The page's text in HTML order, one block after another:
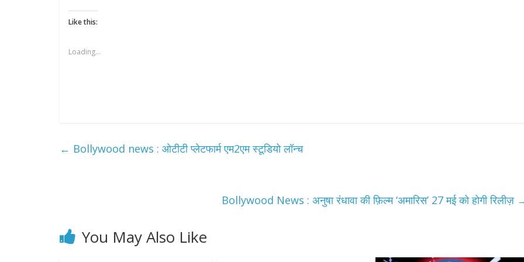
Like this:
Loading...
← Bollywood news : ओटीटी प्लेटफार्म एम2एम स्टूडियो लॉन्च
Bollywood News : अनुषा रंधावा की फ़िल्म ‘अमारिस’ 27 मई को होगी रिलीज़
You May Also Like
समाजवादी पार्टी ने किया महंगाई के